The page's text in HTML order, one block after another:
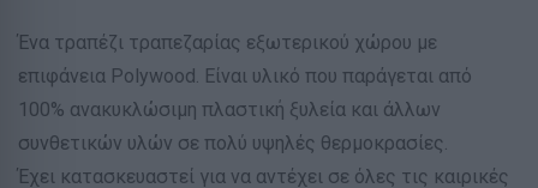
Ένα τραπέζι τραπεζαρίας εξωτερικού χώρου με
επιφάνεια Polywood. Είναι υλικό που παράγεται από
100% ανακυκλώσιμη πλαστική ξυλεία και άλλων
συνθετικών υλών σε πολύ υψηλές θερμοκρασίες.
Έχει κατασκευαστεί για να αντέχει σε όλες τις καιρικές